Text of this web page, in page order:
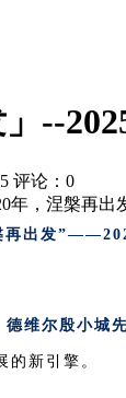
--
评论：0
年，涅槃再
再出发
维尔殷小城
新引擎。